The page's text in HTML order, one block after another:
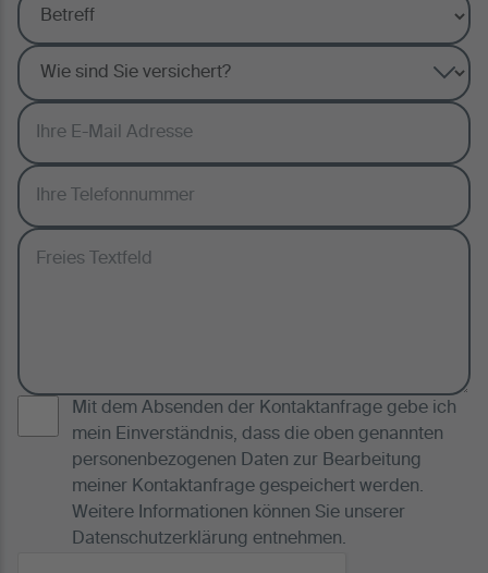
Mit dem Absenden der Kontaktanfrage gebe ich
mein Einverständnis, dass die oben genannten
personenbezogenen Daten zur Bearbeitung
meiner Kontaktanfrage gespeichert werden.
Weitere Informationen können Sie unserer
Datenschutzerklärung entnehmen.